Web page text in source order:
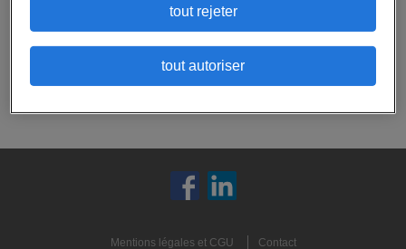
candidature spontanée
créer une alerte
Mentions légales et CGU Contact
tout rejeter
tout autoriser